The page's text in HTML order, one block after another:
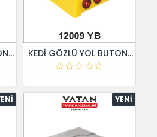
KEDİ GÖZLÜ YOL BUTONU 12006 YB KEDİ GÖZLÜ YOL BUTONU 12009 YB
YENI